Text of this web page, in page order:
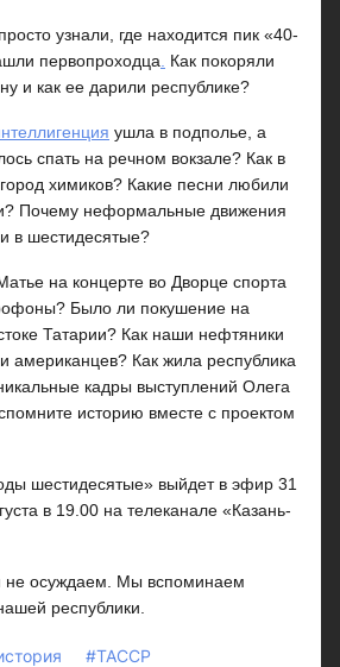
узнали, где находится пик «40-
первопроходца
Как покоряли
и как ее дарили республике?
ушла в подполье, а
спать на речном вокзале? Как в
химиков? Какие песни любили
Почему неформальные движения
в шестидесятые?
на концерте во Дворце спорта
Было ли покушение на
Татарии? Как наши нефтяники
американцев? Как жила республика
кадры выступлений Олега
историю вместе с проектом
шестидесятые» выйдет в эфир 31
в 19.00 на телеканале «Казань-
осуждаем. Мы вспоминаем
республики.
#ТАССР